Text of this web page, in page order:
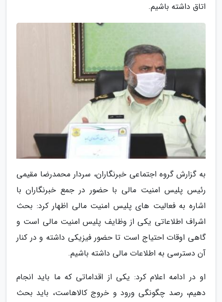
اتاق داشته باشیم.
به گزارش گروه اجتماعی خبرنگاران، سردار محمدرضا مقیمی
رئیس پلیس امنیت مالی با حضور در جمع خبرنگاران با
اشاره به فعالیت های پلیس امنیت مالی اظهار کرد: بحث
اشراف اطلاعاتی یکی از وظایف پلیس امنیت مالی است و
گاهی اوقات احتیاج است تا حضور فیزیکی داشته و در کنار
آن دسترسی به اطلاعات مالی داشته باشیم.
او در ادامه اعلام کرد: یکی از اقداماتی که ما باید انجام
دهیم، رصد چگونگی ورود و خروج کالاهاست، باید بحث